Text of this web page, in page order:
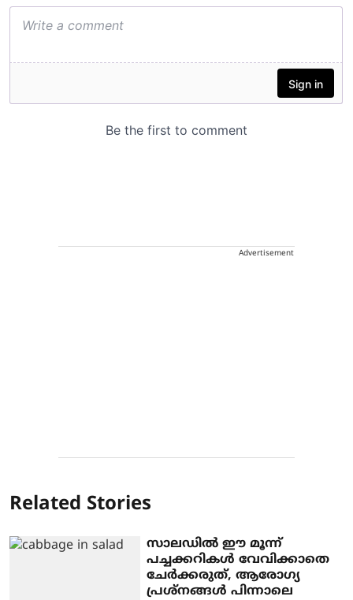
Advertisement
Related Stories
സാലഡിൽ ഈ മൂന്ന്
പച്ചക്കറികൾ വേവിക്കാതെ
ചേർക്കരുത്, ആരോ​ഗ്യ
പ്രശ്നങ്ങൾ പിന്നാലെ